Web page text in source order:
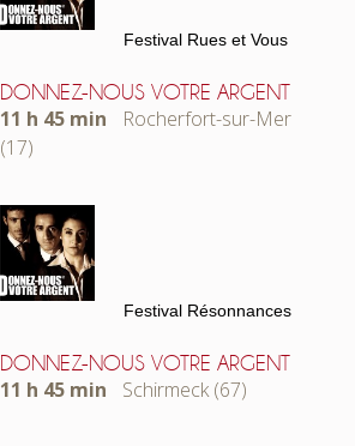
Festival Rues et Vous
DONNEZ-NOUS VOTRE ARGENT
11 h 45 min
Rocherfort-sur-Mer
(17)
Festival Résonnances
DONNEZ-NOUS VOTRE ARGENT
11 h 45 min Schirmeck (67)